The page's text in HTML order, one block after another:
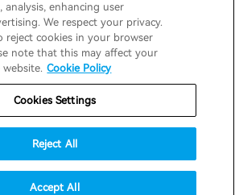
グ
クッキー通知
利用規約
ないでください
重要なお知らせ
Japan.
analysis, enhancing user
We respect your privacy.
reject cookies in your browser
note that this may affect your
Cookie Policy
Cookies Settings
Reject All
Accept All